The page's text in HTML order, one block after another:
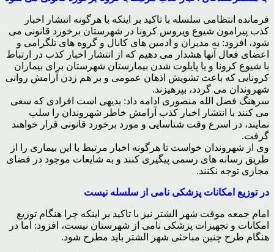
فرمانده انتظامی سلسله با تاکید بر اینکه با هرگونه انتشار اخبار
کذب پیرامون شیوع ویروس کرونا در شهرستان برخورد قانونی می
شود، افزود: به مدیران و ادمین های کانال و گروه های تلگرامی و
اعضای فعال آنها هشدار می دهیم که از انتشار اخبار کذب در ارتباط
با شیوع کرونا و یا پایلوت شدن بیمارستان شهرستان برای بیماران
کرونایی که باعث تشویش اذهان عمومی و بر هم زدن آرامش روانی
شهروندان می گردد، بپرهیزند.
سرهنگ فضل الله منصوری ادامه داد: بدیهی است افرادی که سعی
می کنند با انتشار اخبار کذب آرامش خاطر شهروندان را سلب
نمایند، در اسرع وقت شناسایی و مورد برخورد قانونی قرار خواهند
گرفت.
وی از شهروندان خواست تا هرگونه اخبار مرتبط با این بیماری را از
طریق رسانه های رسمی پیگیری کنند و به شایعات موجود در فضای
مجازی توجه نکنند.
در توزیع امکانات پزشکی نامی از سلسله نیست
امام جمعه موقت شهر الشتر نیز با تاکید بر اینکه چرا هنگام توزیع
امکانات و تجهیزات پزشکی نامی از شهرستان نیست، افزود: اما در
هنگام طرح چنین مباحثی شهر الشتر باید مطرح شود.